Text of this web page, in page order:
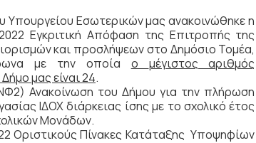
Εσωτερικών μας ανακοινώθηκε η
Εγκριτική Απόφαση της Επιτροπής της
και προσλήψεων στο Δημόσιο Τομέα,
με την οποία ο μέγιστος αριθμός
μας είναι 24.
Ανακοίνωση του Δήμου για την πλήρωση
ΙΔΟΧ διάρκειας ίσης με το σχολικό έτος
Μονάδων.
Οριστικούς Πίνακες Κατάταξης Υποψηφίων